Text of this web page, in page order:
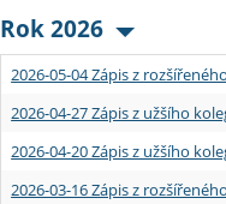
Podpora a benefity pro
Absolventi fakulty
Informace k průběhu
Rigorózní řízení
Granty a projekty
Přijíždějící studenti
Vyjíždějící zaměstnanci
Rok 2026
2026-05-04 Zápis z
2026-04-27 Zápis z užšího
2026-04-20 Zápis z užšího
2026-03-16 Zápis z